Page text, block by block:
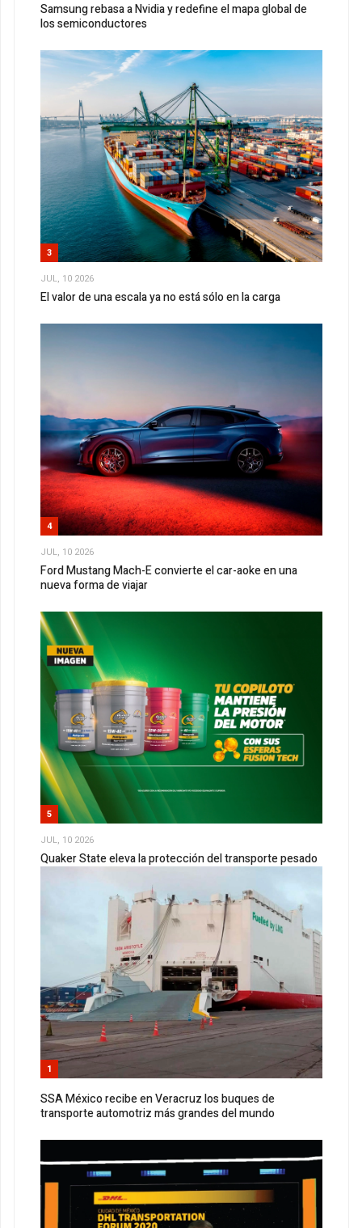
Samsung rebasa a Nvidia y redefine el mapa global de
los semiconductores
3
JUL, 10 2026
El valor de una escala ya no está sólo en la carga
4
JUL, 10 2026
Ford Mustang Mach-E convierte el car-aoke en una
nueva forma de viajar
5
JUL, 10 2026
Quaker State eleva la protección del transporte pesado
1
SSA México recibe en Veracruz los buques de
transporte automotriz más grandes del mundo